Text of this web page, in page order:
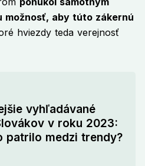
aby túto zákernú
hviezdy teda verejnosť
vyhľadávané
v roku 2023:
patrilo medzi trendy?